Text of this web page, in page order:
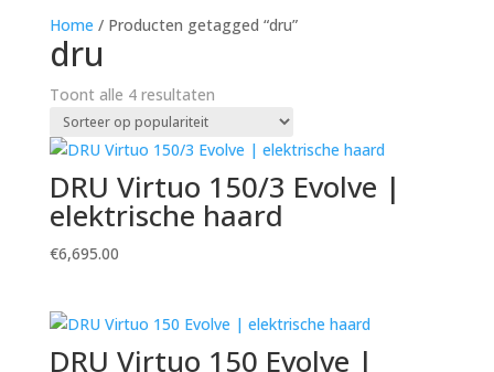
Home / Producten getagged “dru”
dru
Toont alle 4 resultatenGesorteerd
populariteit
DRU Virtuo 150/3 Evolve |
elektrische haard
€6,695.00
DRU Virtuo 150 Evolve |